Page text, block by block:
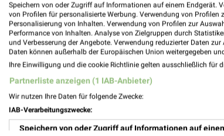
Burger King Coburg
Niorter Str. 2, Gewerbegebiet
96450 Coburg
Heute 09:00 - 00:00 Uhr |
299,95 km
KFC Coburg
Speichern von oder Zugriff auf Informationen auf einem Endgerät.
von Profilen für personalisierte Werbung. Verwendung von
Personalisierung von Inhalten. Verwendung von Profilen zur
Performance von Inhalten. Analyse von Zielgruppen durch
und Verbesserung der Angebote. Verwendung reduzierter Daten
Daten können außerhalb der Europäischen Union weitergegeben
Ihre Einwilligung und die cookie Richtlinie gelten ausschließlich für
Partnerliste anzeigen (1 IAB-Anbieter)
Wir nutzen Ihre Daten für folgende Zwecke:
IAB-Verarbeitungszwecke:
Speichern von oder Zugriff auf Informationen auf